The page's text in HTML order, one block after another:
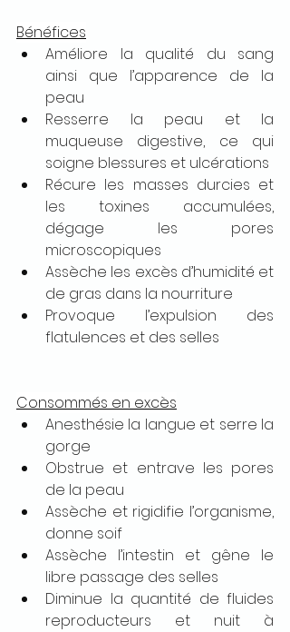
Bénéfices
Améliore la qualité du sang
ainsi que l’apparence de la
peau
Resserre la peau et la
muqueuse digestive, ce qui
soigne blessures et ulcérations
Récure les masses durcies et
les toxines accumulées,
dégage les pores
microscopiques
Assèche les excès d’humidité et
de gras dans la nourriture
Provoque l’expulsion des
flatulences et des selles
Consommés en excès
Anesthésie la langue et serre la
gorge
Obstrue et entrave les pores
de la peau
Assèche et rigidifie l’organisme,
donne soif
Assèche l’intestin et gêne le
libre passage des selles
Diminue la quantité de fluides
reproducteurs et nuit à